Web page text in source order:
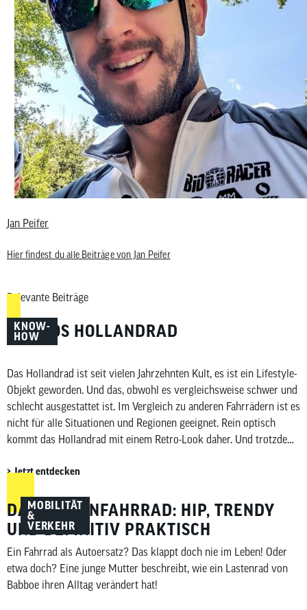
Jan Peifer
Hier findest du alle Beiträge von Jan Peifer
Relevante Beiträge
KNOW-
HOW
MYTHOS HOLLANDRAD
Das Hollandrad ist seit vielen Jahrzehnten Kult, es ist ein Lifestyle-
Objekt geworden. Und das, obwohl es vergleichsweise schwer und
schlecht ausgestattet ist. Im Vergleich zu anderen Fahrrädern ist es
nicht für alle Situationen und Regionen geeignet. Rein optisch
kommt das Hollandrad mit einem Retro-Look daher. Und trotzdem
Jetzt entdecken
MOBILITÄT
&
VERKEHR
DAS LASTENFAHRRAD: HIP, TRENDY
UND DEFINITIV PRAKTISCH
Ein Fahrrad als Autoersatz? Das klappt doch nie im Leben! Oder
etwa doch? Eine junge Mutter beschreibt, wie ein Lastenrad von
Babboe ihren Alltag verändert hat!